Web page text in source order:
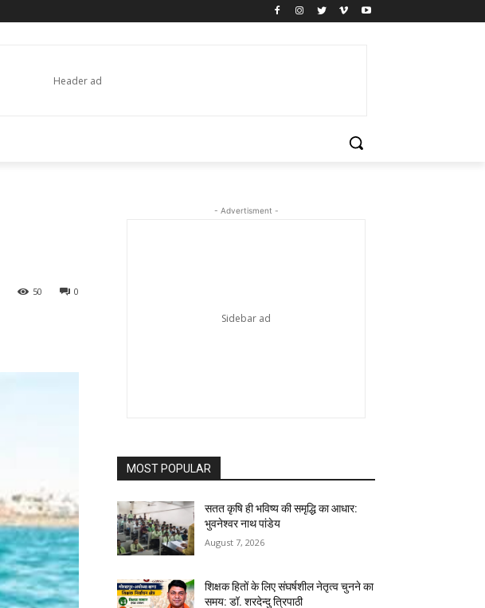
0
50
- Advertisment -
MOST POPULAR
सतत कृषि ही भविष्य की समृद्धि का आधार:
भुवनेश्वर नाथ पांडेय
August 7, 2026
शिक्षक हितों के लिए संघर्षशील नेतृत्व चुनने का
समय: डॉ. शरदेन्दु त्रिपाठी